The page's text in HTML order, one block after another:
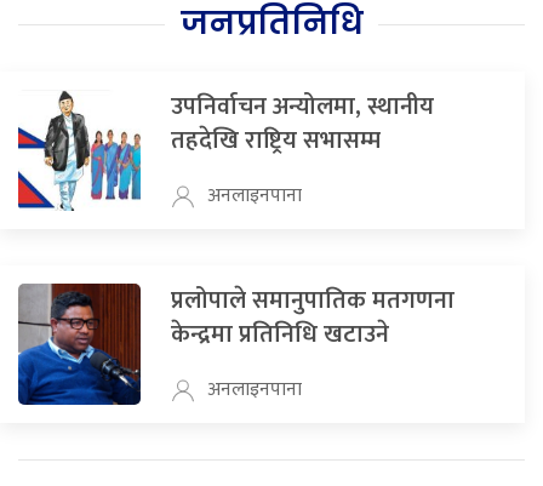
जनप्रतिनिधि
उपनिर्वाचन अन्योलमा, स्थानीय
तहदेखि राष्ट्रिय सभासम्म
अनलाइनपाना
प्रलोपाले समानुपातिक मतगणना
केन्द्रमा प्रतिनिधि खटाउने
अनलाइनपाना